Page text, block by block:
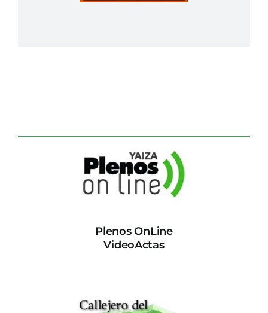
Plenos OnLine
VideoActas